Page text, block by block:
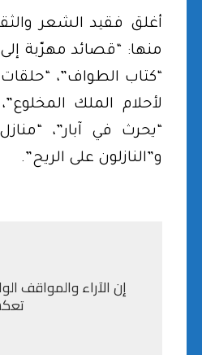
أغلق فقيد الشعر
منها: “قصائد مهرّبة إلى
“كتاب الطواف”،
لأحلام الملك
“يحرث في آبار”،
و”النازلون على الريح”.
إن الآراء والمواقف